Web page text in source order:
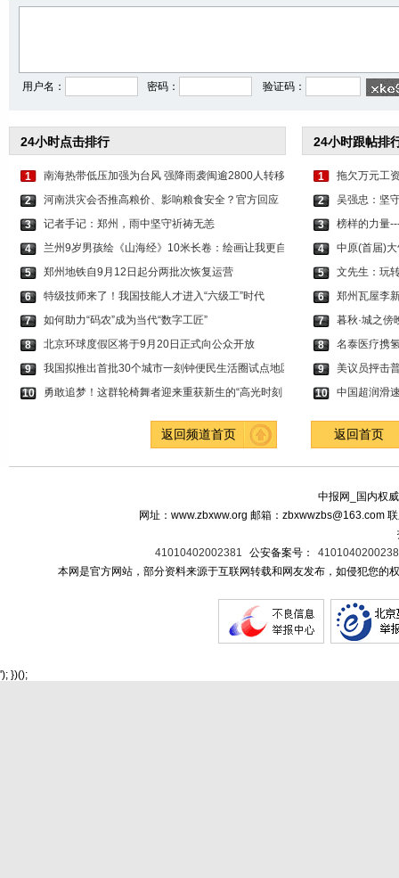
用户名： 密码： 验证码：
24小时点击排行
1
南海热带低压加强为台风 强降雨袭闽逾2800人转移
2
河南洪灾会否推高粮价、影响粮食安全？官方回应
3
记者手记：郑州，雨中坚守祈祷无恙
4
兰州9岁男孩绘《山海经》10米长卷：绘画让我更自
5
郑州地铁自9月12日起分两批次恢复运营
6
特级技师来了！我国技能人才进入“六级工”时代
7
如何助力“码农”成为当代“数字工匠”
8
北京环球度假区将于9月20日正式向公众开放
9
我国拟推出首批30个城市一刻钟便民生活圈试点地区
10
勇敢追梦！这群轮椅舞者迎来重获新生的“高光时刻
24小时跟帖排
1
拖欠万元工
2
吴强忠：坚
3
榜样的力量
4
中原(首届)
5
文先生：玩
6
郑州瓦屋李
7
暮秋·城之傍
8
名泰医疗携
9
美议员抨击
10
中国超润滑
返回频道首页 返回首页
中报网_国内权
网址：www.zbxww.org 邮箱：zbxwwzbs@163.com
41010402002381
公安备案号：
本网是官方网站，部分资料来源于互联网转载和网友发布，如侵犯您的
'); })();